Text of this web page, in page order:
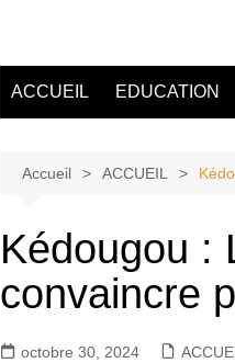
ACCUEIL EDUCATION
Accueil ACCUEIL
Kédougou :
convaincre
octobre 30, 2024